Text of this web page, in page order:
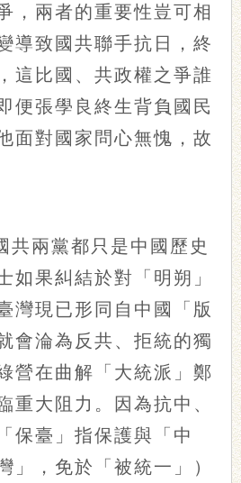
，兩者的重要性豈可相
導致國共聯手抗日，終
這比國、共政權之爭誰
便張學良終生背負國民
面對國家問心無愧，故
共兩黨都只是中國歷史
如果糾結於對「明朔」
灣現已形同自中國「版
會淪為反共、拒統的獨
營在曲解「大統派」鄭
重大阻力。因為抗中、
保臺」指保護與「中
」，免於「被統一」）